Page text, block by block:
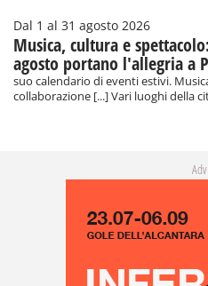
Dal 1 al 31 agosto 2026
Musica, cultura e
agosto portano l'allegria a
suo calendario di eventi estivi.
collaborazione [...] Vari luoghi della
Adv